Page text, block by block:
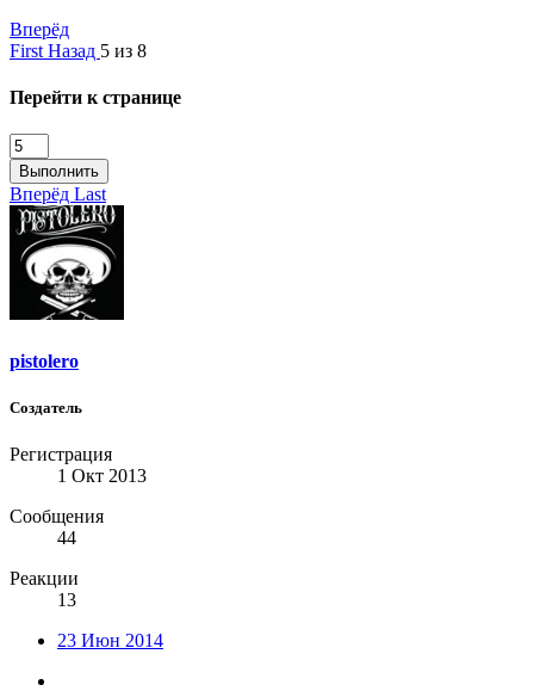
Вперёд
First Назад 5 из 8
Перейти к странице
Выполнить
Вперёд Last
pistolero
Создатель
Регистрация
1 Окт 2013
Сообщения
44
Реакции
13
23 Июн 2014